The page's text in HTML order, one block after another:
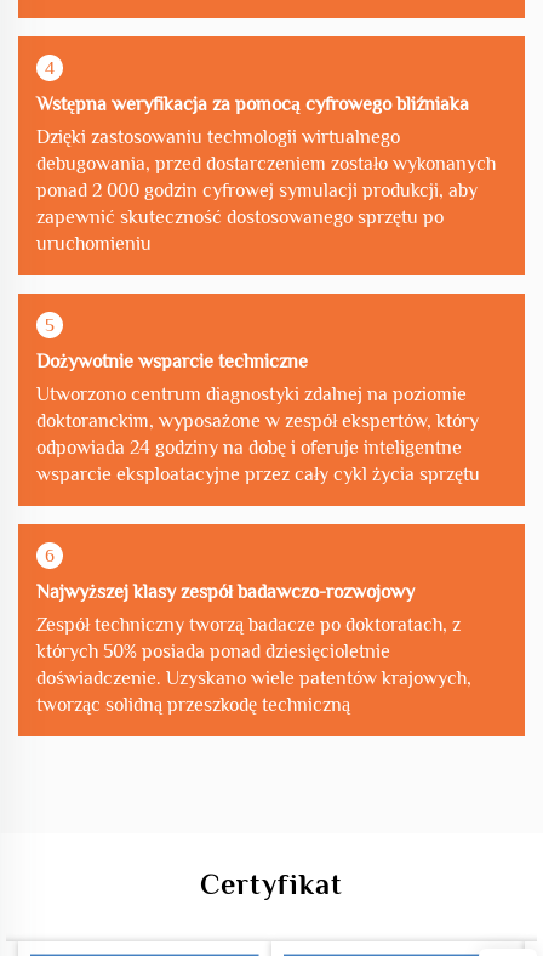
4
Wstępna weryfikacja za pomocą cyfrowego bliźniaka
Dzięki zastosowaniu technologii wirtualnego
debugowania, przed dostarczeniem zostało wykonanych
ponad 2 000 godzin cyfrowej symulacji produkcji, aby
zapewnić skuteczność dostosowanego sprzętu po
uruchomieniu
5
Dożywotnie wsparcie techniczne
Utworzono centrum diagnostyki zdalnej na poziomie
doktoranckim, wyposażone w zespół ekspertów, który
odpowiada 24 godziny na dobę i oferuje inteligentne
wsparcie eksploatacyjne przez cały cykl życia sprzętu
6
Najwyższej klasy zespół badawczo-rozwojowy
Zespół techniczny tworzą badacze po doktoratach, z
których 50% posiada ponad dziesięcioletnie
doświadczenie. Uzyskano wiele patentów krajowych,
tworząc solidną przeszkodę techniczną
Certyfikat